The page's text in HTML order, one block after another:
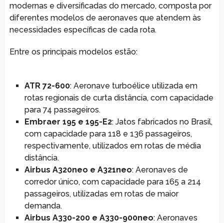
modernas e diversificadas do mercado, composta por
diferentes modelos de aeronaves que atendem às
necessidades específicas de cada rota.
Entre os principais modelos estão:
ATR 72-600: Aeronave turboélice utilizada em
rotas regionais de curta distância, com capacidade
para 74 passageiros.
Embraer 195 e 195-E2: Jatos fabricados no Brasil,
com capacidade para 118 e 136 passageiros,
respectivamente, utilizados em rotas de média
distância.
Airbus A320neo e A321neo: Aeronaves de
corredor único, com capacidade para 165 a 214
passageiros, utilizadas em rotas de maior
demanda.
Airbus A330-200 e A330-900neo: Aeronaves